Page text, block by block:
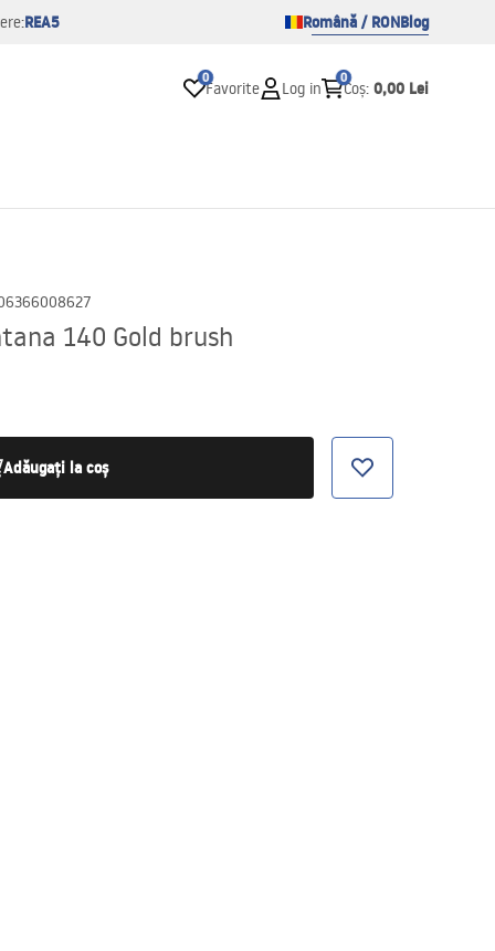
REA5 Română / RONBlog
0
Favorite Log in
0
Coș: 0,00 Lei
140 Gold brush
Adăugați la coș